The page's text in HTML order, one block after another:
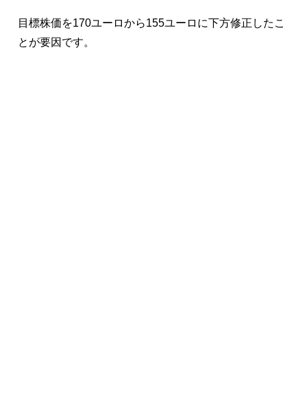
目標株価を170ユーロから155ユーロに下方修正したこ
とが要因です。